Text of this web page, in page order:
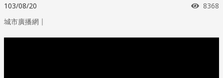
103/08/20 瀏覽
8368
城市廣播網 ｜